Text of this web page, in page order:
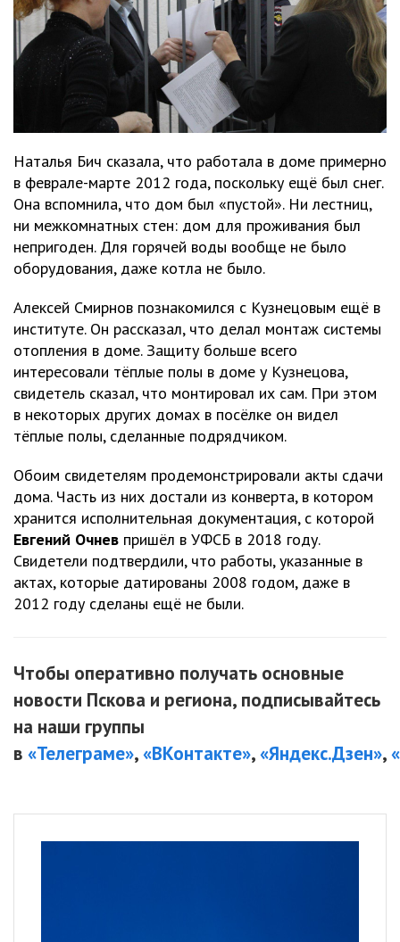
Наталья Бич сказала, что работала в доме примерно
в феврале-марте 2012 года, поскольку ещё был снег.
Она вспомнила, что дом был «пустой». Ни лестниц,
ни межкомнатных стен: дом для проживания был
непригоден. Для горячей воды вообще не было
оборудования, даже котла не было.
Алексей Смирнов познакомился с Кузнецовым ещё в
институте. Он рассказал, что делал монтаж системы
отопления в доме. Защиту больше всего
интересовали тёплые полы в доме у Кузнецова,
свидетель сказал, что монтировал их сам. При этом
в некоторых других домах в посёлке он видел
тёплые полы, сделанные подрядчиком.
Обоим свидетелям продемонстрировали акты сдачи
дома. Часть из них достали из конверта, в котором
хранится исполнительная документация, с которой
Евгений Очнев пришёл в УФСБ в 2018 году.
Свидетели подтвердили, что работы, указанные в
актах, которые датированы 2008 годом, даже в
2012 году сделаны ещё не были.
Чтобы оперативно получать основные
новости Пскова и региона, подписывайтесь
на наши группы
в «Телеграме»,«ВКонтакте»,«Яндекс.Дзен»,